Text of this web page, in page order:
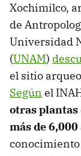
Xochimilco,
de
Universidad
(UNAM)
el sitio
Según el
otras plantas
más de